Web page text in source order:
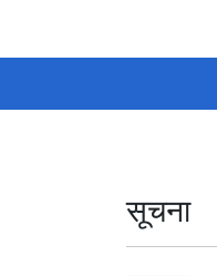
सूचना